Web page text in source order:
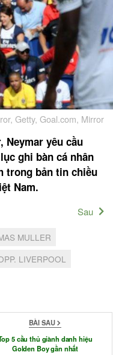
Getty, Goal.com, Mirror
Neymar yêu cầu
ghi bàn cá nhân
trong bản tin chiều
Nam.
Sau
MULLER
LIVERPOOL
BÀI SAU
5 cầu thủ giành danh hiệu
Golden Boy gần nhất